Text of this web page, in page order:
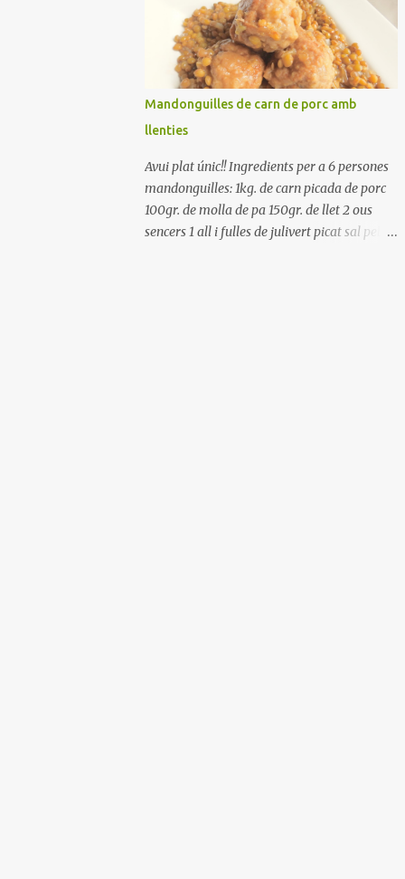
Renteu els pebrots i talleu-los a trossets.
Renteu les tomates i talleu-les a octaus.
Talleu les olives a rodanxes. Una hora abans
de portar a la taula, poseu els cigrons, ben
escorreguts, en un bol, amb la resta
d'ingredients: les tomates, el pebrot, la ceba,
(escorreguda), les olives i la tonyina
esmicolada. Amaniu amb sal i oli... bon
profit!!
Mandonguilles de carn de porc amb
llenties
Avui plat únic!! Ingredients per a 6 persones
mandonguilles: 1kg. de carn picada de porc
100gr. de molla de pa 150gr. de llet 2 ous
sencers 1 all i fulles de julivert picat sal pebre